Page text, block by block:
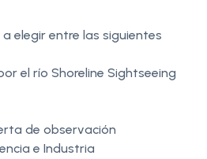
a elegir entre las siguientes
el río Shoreline Sightseeing
de observación
e Industria